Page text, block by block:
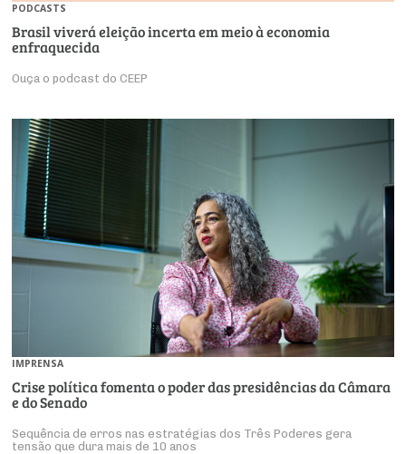
PODCASTS
Brasil viverá eleição incerta em meio à economia
enfraquecida
Ouça o podcast do CEEP
IMPRENSA
Crise política fomenta o poder das presidências da Câmara
e do Senado
Sequência de erros nas estratégias dos Três Poderes gera
tensão que dura mais de 10 anos